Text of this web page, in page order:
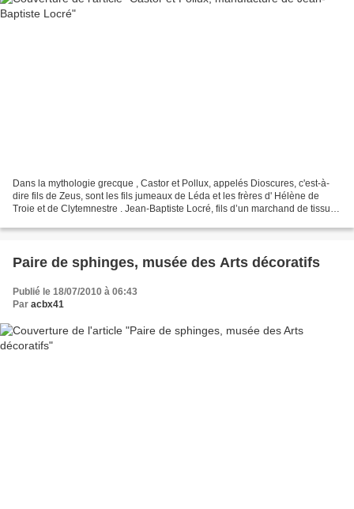
Dans la mythologie grecque , Castor et Pollux, appelés Dioscures, c'est-à-
dire fils de Zeus, sont les fils jumeaux de Léda et les frères d' Hélène de
Troie et de Clytemnestre . Jean-Baptiste Locré, fils d’un marchand de tissus
Paire de sphinges, musée des Arts décoratifs
Publié le 18/07/2010 à 06:43
Par acbx41